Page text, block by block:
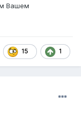
Вашем
15 1